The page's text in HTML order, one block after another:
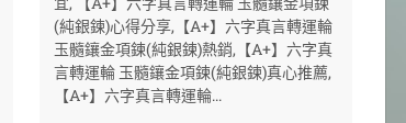
(純銀鍊)心得分享,【A+】六字真言轉運輪
玉髓鑲金項鍊(純銀鍊)熱銷,【A+】六字真
言轉運輪 玉髓鑲金項鍊(純銀鍊)真心推薦,
【A+】六字真言轉運輪...